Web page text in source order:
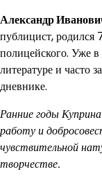
Александр
публицист, родился
полицейского. Уже
литературе и часто
дневнике.
Ранние годы
работу и
чувствительной
творчестве.